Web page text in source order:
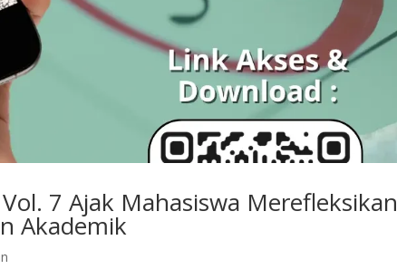
7 Ajak Mahasiswa Merefleksikan
Akademik